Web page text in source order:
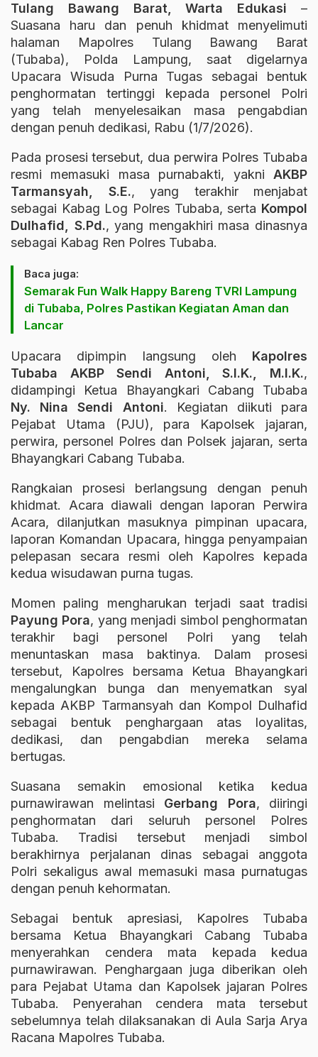
Tulang Bawang Barat, Warta Edukasi –
Suasana haru dan penuh khidmat menyelimuti
halaman Mapolres Tulang Bawang Barat
(Tubaba), Polda Lampung, saat digelarnya
Upacara Wisuda Purna Tugas sebagai bentuk
penghormatan tertinggi kepada personel Polri
yang telah menyelesaikan masa pengabdian
dengan penuh dedikasi, Rabu (1/7/2026).
Pada prosesi tersebut, dua perwira Polres Tubaba
resmi memasuki masa purnabakti, yakni AKBP
Tarmansyah, S.E., yang terakhir menjabat
sebagai Kabag Log Polres Tubaba, serta Kompol
Dulhafid, S.Pd., yang mengakhiri masa dinasnya
sebagai Kabag Ren Polres Tubaba.
Baca juga:
Semarak Fun Walk Happy Bareng TVRI Lampung
di Tubaba, Polres Pastikan Kegiatan Aman dan
Lancar
Upacara dipimpin langsung oleh Kapolres
Tubaba AKBP Sendi Antoni, S.I.K., M.I.K.,
didampingi Ketua Bhayangkari Cabang Tubaba
Ny. Nina Sendi Antoni. Kegiatan diikuti para
Pejabat Utama (PJU), para Kapolsek jajaran,
perwira, personel Polres dan Polsek jajaran, serta
Bhayangkari Cabang Tubaba.
Rangkaian prosesi berlangsung dengan penuh
khidmat. Acara diawali dengan laporan Perwira
Acara, dilanjutkan masuknya pimpinan upacara,
laporan Komandan Upacara, hingga penyampaian
pelepasan secara resmi oleh Kapolres kepada
kedua wisudawan purna tugas.
Momen paling mengharukan terjadi saat tradisi
Payung Pora, yang menjadi simbol penghormatan
terakhir bagi personel Polri yang telah
menuntaskan masa baktinya. Dalam prosesi
tersebut, Kapolres bersama Ketua Bhayangkari
mengalungkan bunga dan menyematkan syal
kepada AKBP Tarmansyah dan Kompol Dulhafid
sebagai bentuk penghargaan atas loyalitas,
dedikasi, dan pengabdian mereka selama
bertugas.
Suasana semakin emosional ketika kedua
purnawirawan melintasi Gerbang Pora, diiringi
penghormatan dari seluruh personel Polres
Tubaba. Tradisi tersebut menjadi simbol
berakhirnya perjalanan dinas sebagai anggota
Polri sekaligus awal memasuki masa purnatugas
dengan penuh kehormatan.
Sebagai bentuk apresiasi, Kapolres Tubaba
bersama Ketua Bhayangkari Cabang Tubaba
menyerahkan cendera mata kepada kedua
purnawirawan. Penghargaan juga diberikan oleh
para Pejabat Utama dan Kapolsek jajaran Polres
Tubaba. Penyerahan cendera mata tersebut
sebelumnya telah dilaksanakan di Aula Sarja Arya
Racana Mapolres Tubaba.